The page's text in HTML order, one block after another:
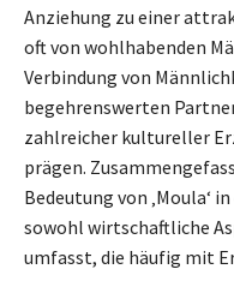
Anziehung zu einer
oft von wohlhabenden
Verbindung von
begehrenswerten
zahlreicher kultureller
prägen.
Bedeutung von ‚Moula‘
sowohl wirtschaftliche
umfasst, die häufig mit